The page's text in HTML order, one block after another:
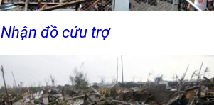
Nhận đồ cứu trợ